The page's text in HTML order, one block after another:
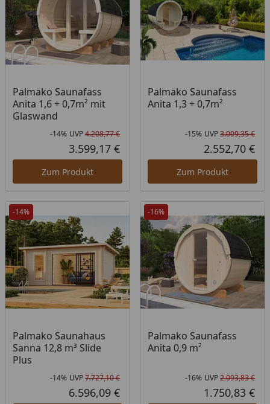
Palmako Saunafass
Anita 1,6 + 0,7m² mit
Glaswand
Rabatt in Prozent
-14%
Ursprünglicher Preis
UVP4.208,77 €
Aktueller Preis
3.599,17 €
Zum Produkt
Palmako Saunafass
Anita 1,3 + 0,7m²
-15% UVP3.009,35 €
2.552,70 €
Zum Produkt
-14%
Palmako Saunahaus
Sanna 12,8 m³ Slide
Plus
Rabatt in Prozent
-14%
Ursprünglicher Preis
UVP7.727,10 €
Aktueller Preis
6.596,09 €
-16%
Palmako Saunafass
Anita 0,9 m²
-16% UVP2.093,83 €
1.750,83 €